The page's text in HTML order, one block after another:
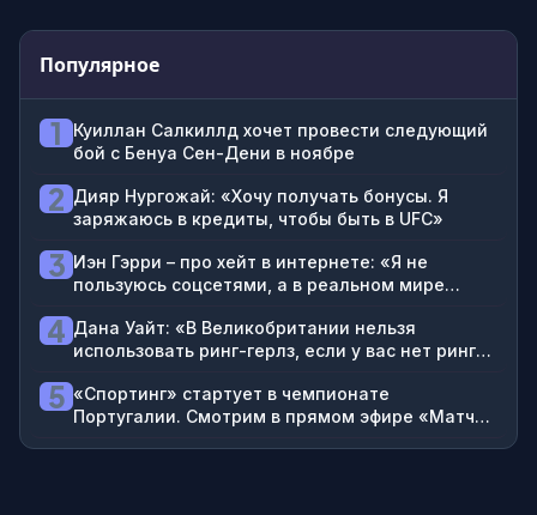
Популярное
1
Куиллан Салкиллд хочет провести следующий
бой с Бенуа Сен-Дени в ноябре
2 Дияр Нургожай: «Хочу получать бонусы. Я
заряжаюсь в кредиты, чтобы быть в UFC»
3 Иэн Гэрри – про хейт в интернете: «Я не
пользуюсь соцсетями, а в реальном мире
4 Дана Уайт: «В Великобритании нельзя
использовать ринг-герлз, если у вас нет ринг-
5 «Спортинг» стартует в чемпионате
Португалии. Смотрим в прямом эфире «Матч